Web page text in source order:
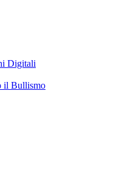
Digitali
il Bullismo